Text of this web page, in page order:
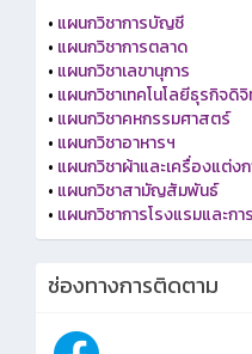
• แผนกวิชาการบัญชี
• แผนกวิชาการตลาด
• แผนกวิชาเลขานุการ
• แผนกวิชาเทคโนโลยีธุรกิจดิ
• แผนกวิชาคหกรรมศาสตร์
• แผนกวิชาอาหารฯ
• แผนกวิชาผ้าและเครื่องแต่ง
• แผนกวิชาสามัญสัมพันธ์
• แผนกวิชาการโรงแรมและกา
ช่องทางการติดตาม